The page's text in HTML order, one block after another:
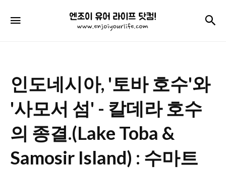
엔
조
어
라
이
프
닷
인도네시아, '토바 호수'와
'사모서 섬' - 칼데라 호수
의 종결.(Lake Toba &
Samosir Island) : 수마트